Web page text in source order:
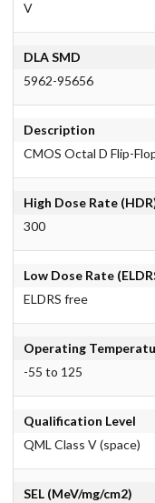
V
DLA SMD
5962-95656
Description
CMOS Octal D Flip-
High Dose Rate
300
Low Dose Rate
ELDRS free
Operating
-55 to 125
Qualification Level
QML Class V (space)
SEL (MeV/mg/cm2)